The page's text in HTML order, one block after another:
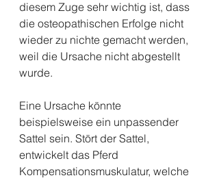
diesem Zuge sehr wichtig ist, dass
die osteopathischen Erfolge nicht
wieder zu nichte gemacht werden,
weil die Ursache nicht abgestellt
wurde.
Eine Ursache könnte
beispielsweise ein unpassender
Sattel sein. Stört der Sattel,
entwickelt das Pferd
Kompensationsmuskulatur, welche